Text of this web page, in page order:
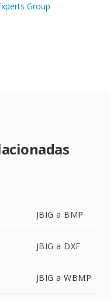
Group
JBIG a BMP
JBIG a DXF
JBIG a WBMP